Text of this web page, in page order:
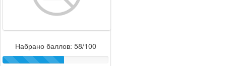
Набрано баллов: 58/100